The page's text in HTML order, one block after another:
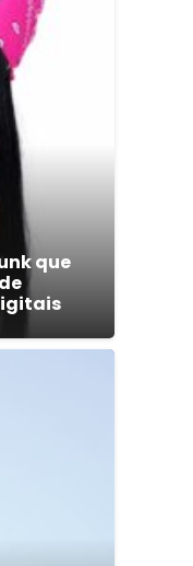
que